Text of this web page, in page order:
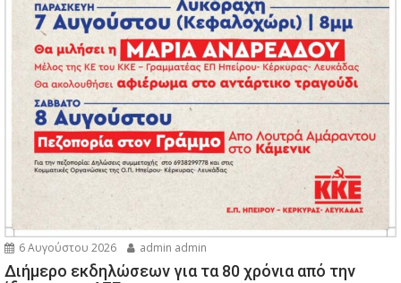
6 Αυγούστου 2026 admin admin
Διήμερο εκδηλώσεων για τα 80 χρόνια από την